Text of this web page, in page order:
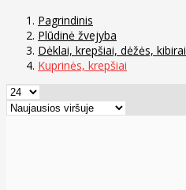
Pagrindinis
Plūdinė žvejyba
Dėklai, krepšiai, dėžės, kibirai
Kuprinės, krepšiai